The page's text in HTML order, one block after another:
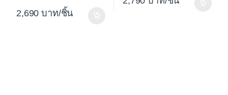
2,690 /ชิ้น